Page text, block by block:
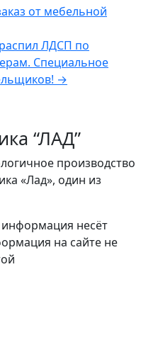
от мебельной
ЛДСП по
Специальное
→
“ЛАД”
производство
«Лад», один из
информация несёт
на сайте не